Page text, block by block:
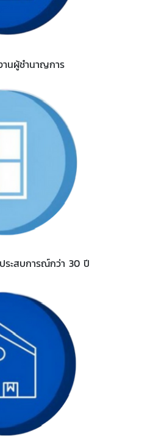
นผู้ชำนาญการ
ะสบการณ์กว่า 30 ปี